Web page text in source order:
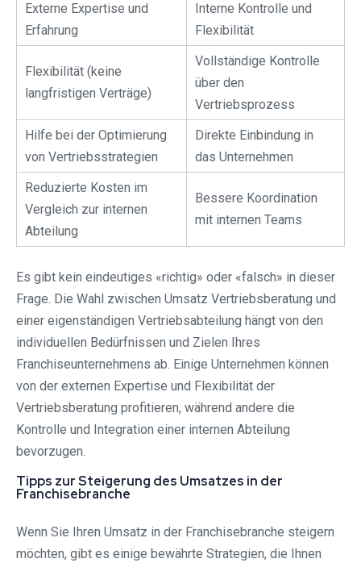
Externe Expertise und
Erfahrung
Interne Kontrolle und
Flexibilität
Flexibilität (keine
langfristigen Verträge)
Vollständige Kontrolle
über den
Vertriebsprozess
Hilfe bei der Optimierung
von Vertriebsstrategien
Direkte Einbindung in
das Unternehmen
Reduzierte Kosten im
Vergleich zur internen
Abteilung
Bessere Koordination
mit internen Teams
Es gibt kein eindeutiges «richtig» oder «falsch» in dieser
Frage. Die Wahl zwischen Umsatz Vertriebsberatung und
einer eigenständigen Vertriebsabteilung hängt von den
individuellen Bedürfnissen und Zielen Ihres
Franchiseunternehmens ab. Einige Unternehmen können
von der externen Expertise und Flexibilität der
Vertriebsberatung profitieren, während andere die
Kontrolle und Integration einer internen Abteilung
bevorzugen.
Tipps zur Steigerung des Umsatzes in der
Franchisebranche
Wenn Sie Ihren Umsatz in der Franchisebranche steigern
möchten, gibt es einige bewährte Strategien, die Ihnen